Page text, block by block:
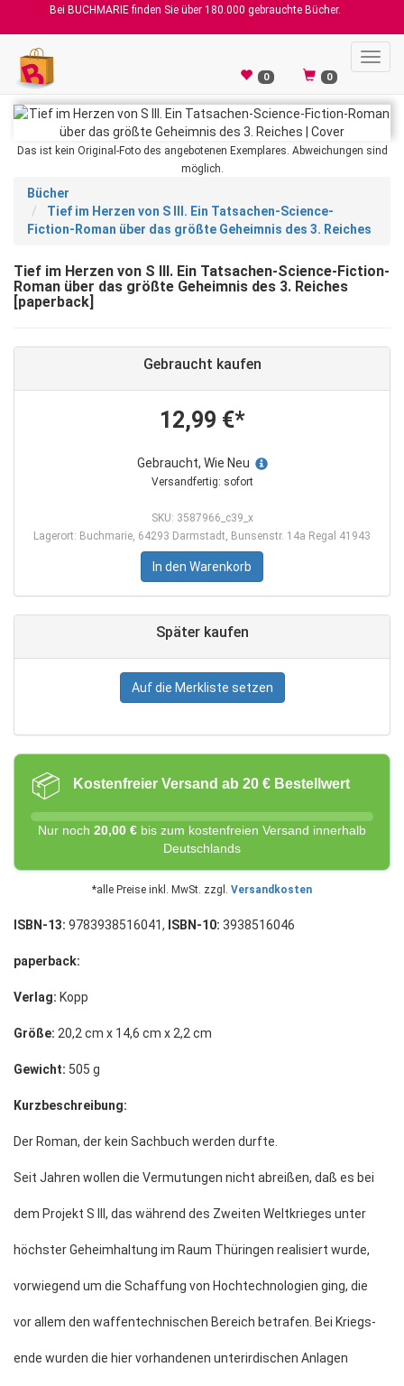
Bei BUCHMARIE finden Sie über 180.000 gebrauchte Bücher.
0 0
Das ist kein Original-Foto des angebotenen Exemplares. Abweichungen sind
möglich.
Bücher
Tief im Herzen von S III. Ein Tatsachen-Science-
Fiction-Roman über das größte Geheimnis des 3. Reiches
Tief im Herzen von S III. Ein Tatsachen-Science-Fiction-
Roman über das größte Geheimnis des 3. Reiches
[paperback]
Gebraucht kaufen
12,99 €*
Gebraucht, Wie Neu
Versandfertig: sofort
SKU: 3587966_c39_x
Lagerort: Buchmarie, 64293 Darmstadt, Bunsenstr. 14a Regal 41943
In den Warenkorb
Später kaufen
Auf die Merkliste setzen
📦 Kostenfreier Versand ab 20 € Bestellwert
Nur noch 20,00 € bis zum kostenfreien Versand innerhalb
Deutschlands
*alle Preise inkl. MwSt. zzgl. Versandkosten
ISBN-13: 9783938516041, ISBN-10: 3938516046
paperback:
Verlag: Kopp
Größe: 20,2 cm x 14,6 cm x 2,2 cm
Gewicht: 505 g
Kurzbeschreibung:
Der Roman, der kein Sachbuch werden durfte.
Seit Jahren wollen die Vermutungen nicht abreißen, daß es bei
dem Projekt S III, das während des Zweiten Weltkrieges unter
höchster Geheimhaltung im Raum Thüringen realisiert wurde,
vorwiegend um die Schaffung von Hochtechnologien ging, die
vor allem den waffentechnischen Bereich betrafen. Bei Kriegs-
ende wurden die hier vorhandenen unterirdischen Anlagen